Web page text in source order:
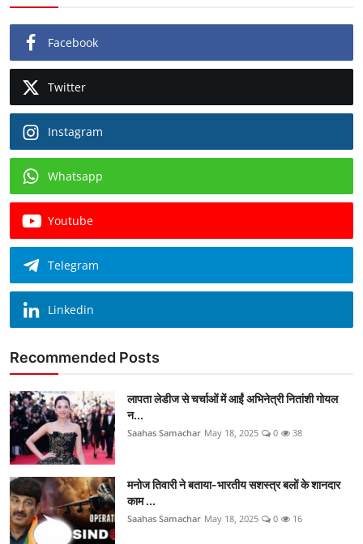
Facebook
Twitter
Instagram
Whatsapp
Youtube
Telegram
Linkedin
Recommended Posts
लापता लेडीज से चर्चाओं में आईं अभिनेत्री नितांशी गोयल
न...
Saahas Samachar May 18, 2025 0 38
मनोज तिवारी ने बताया-भारतीय सशस्त्र बलों के शानदार
काम ...
Saahas Samachar May 18, 2025 0 16